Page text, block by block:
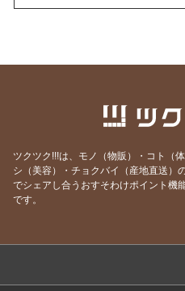
2026/07/28その日のために頑
2026/07/23うなぎを食べてエ
サッカーワール
2026/07/18 生きて行けるかし
2026/07/17 ご要望にお応えし
2026/07/13神のお告げ
ツクツク!!!は、モノ（物販）・コト（
シ（美容）・チョクバイ（産地直送）
でシェアし合うおすそわけポイント機
です。